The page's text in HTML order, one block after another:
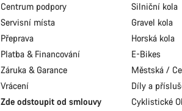
Centrum podpory
Servisní místa
Přeprava
Platba & Financování
Záruka & Garance
Vrácení
Zde odstoupit od smlouvy
Silniční kola
Gravel kola
Horská kola
E-Bikes
Městská /
Díly a
Cyklistické